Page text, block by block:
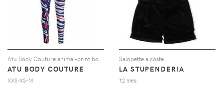
Atu Body Couture animal-print bow-detail jumpsuit - Blu
ATU BODY COUTURE
XXS-XS-M
Salopette a coste
LA STUPENDERIA
12 mesi